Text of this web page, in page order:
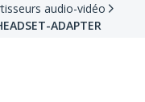
audio-vidéo
ADAPTER